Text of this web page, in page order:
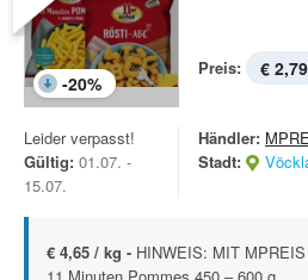
-20%
Preis: € 2,79
Leider verpasst!
Gültig: 01.07. -
15.07.
Händler:
Stadt:
€ 4,65 / kg - HINWEIS: MIT